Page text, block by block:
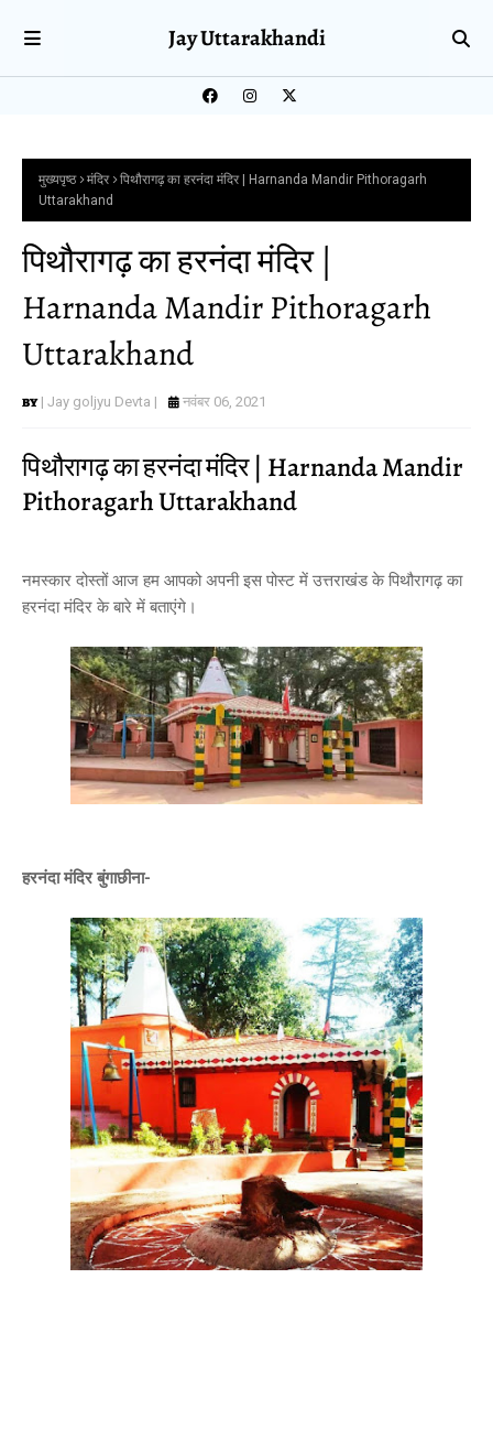
Jay Uttarakhandi
मुख्यपृष्ठ मंदिर
पिथौरागढ़ का हरनंदा मंदिर | Harnanda Mandir Pithoragarh
Uttarakhand
पिथौरागढ़ का हरनंदा मंदिर |
Harnanda Mandir Pithoragarh
Uttarakhand
| Jay goljyu Devta | नवंबर 06, 2021
पिथौरागढ़ का हरनंदा मंदिर | Harnanda Mandir
Pithoragarh Uttarakhand
नमस्कार दोस्तों आज हम आपको अपनी इस पोस्ट में उत्तराखंड के पिथौरागढ़ का
हरनंदा मंदिर के बारे में बताएंगे।
हरनंदा मंदिर बुंगाछीना-